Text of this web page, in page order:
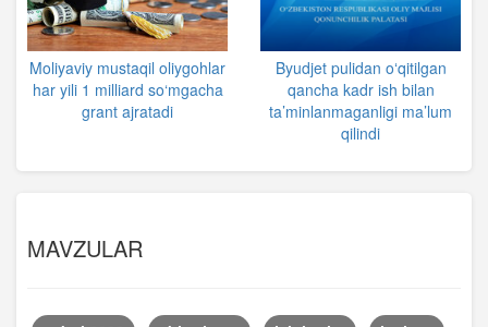
Moliyaviy mustaqil oliygohlar
har yili 1 milliard so‘mgacha
grant ajratadi
Byudjet pulidan oʻqitilgan
qancha kadr ish bilan
ta’minlanmaganligi ma’lum
qilindi
MAVZULAR